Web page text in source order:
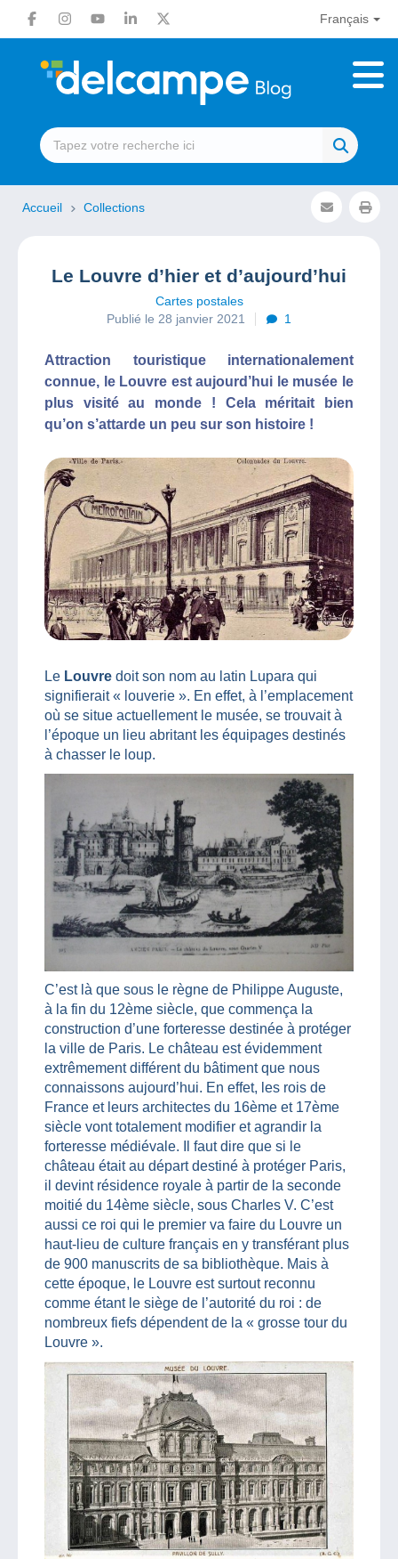
Français
Accueil Collections
Le Louvre d’hier et d’aujourd’hui
Cartes postales
Publié le 28 janvier 2021
1
Attraction touristique internationalement
connue, le Louvre est aujourd’hui le musée le
plus visité au monde ! Cela méritait bien
qu’on s’attarde un peu sur son histoire !
Le Louvre doit son nom au latin Lupara qui
signifierait « louverie ». En effet, à l’emplacement
où se situe actuellement le musée, se trouvait à
l’époque un lieu abritant les équipages destinés
à chasser le loup.
C’est là que sous le règne de Philippe Auguste,
à la fin du 12ème siècle, que commença la
construction d’une forteresse destinée à protéger
la ville de Paris. Le château est évidemment
extrêmement différent du bâtiment que nous
connaissons aujourd’hui. En effet, les rois de
France et leurs architectes du 16ème et 17ème
siècle vont totalement modifier et agrandir la
forteresse médiévale. Il faut dire que si le
château était au départ destiné à protéger Paris,
il devint résidence royale à partir de la seconde
moitié du 14ème siècle, sous Charles V. C’est
aussi ce roi qui le premier va faire du Louvre un
haut-lieu de culture français en y transférant plus
de 900 manuscrits de sa bibliothèque. Mais à
cette époque, le Louvre est surtout reconnu
comme étant le siège de l’autorité du roi : de
nombreux fiefs dépendent de la « grosse tour du
Louvre ».